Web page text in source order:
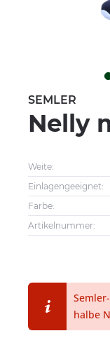
SEMLER
Nelly
Weite:
Einlagengeeignet:
Farbe:
Artikelnummer:
halbe